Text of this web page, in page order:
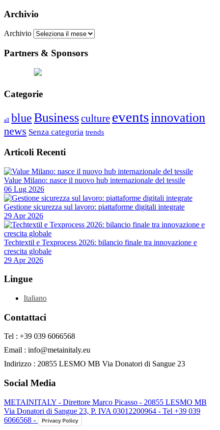
Archivio
Archivio
Partners & Sponsors
Categorie
all blueBusinessculture eventsinnovation
news Senza categoria trends
Articoli Recenti
Value Milano: nasce il nuovo hub internazionale del tessile
06 Lug 2026
Gestione sicurezza sul lavoro: piattaforme digitali integrate
29 Apr 2026
Techtextil e Texprocess 2026: bilancio finale tra innovazione e
crescita globale
29 Apr 2026
Lingue
Italiano
Contattaci
Tel : +39 039 6066568
Email : info@metainitaly.eu
Indirizzo : 20855 LESMO MB Via Donatori di Sangue 23
Social Media
METAINITALY - Direttore Marco Picasso - 20855 LESMO MB
Via Donatori di Sangue 23, P. IVA 03012200964 - Tel +39 039
6066568 -
Privacy Policy